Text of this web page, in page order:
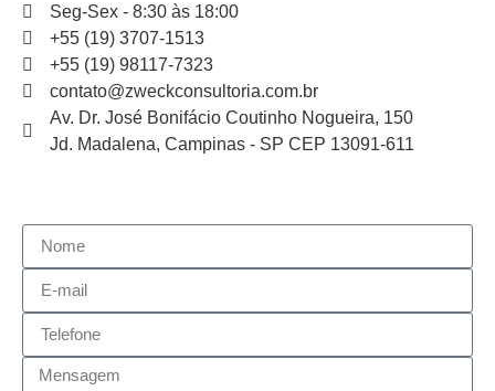
Seg-Sex - 8:30 às 18:00
+55 (19) 3707-1513
+55 (19) 98117-7323
contato@zweckconsultoria.com.br
Av. Dr. José Bonifácio Coutinho Nogueira, 150
Jd. Madalena, Campinas - SP CEP 13091-611